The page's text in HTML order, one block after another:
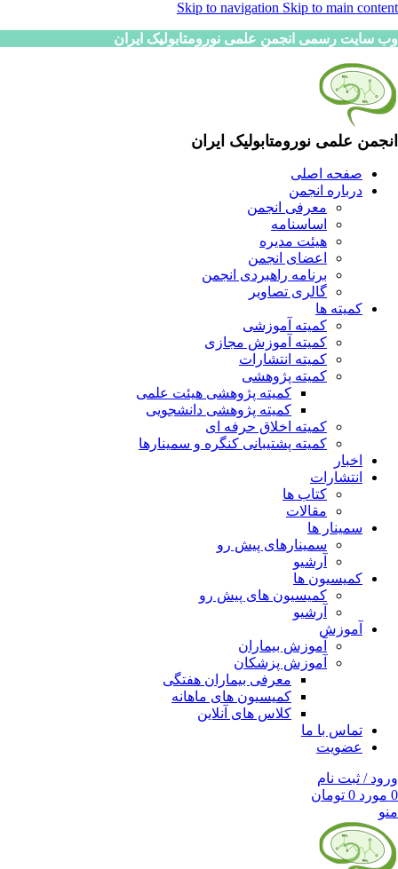
Skip to navigation Skip to main content
وب سایت رسمی انجمن علمی نورومتابولیک ایران
انجمن علمی نورومتابولیک ایران
صفحه اصلی
درباره انجمن
معرفی انجمن
اساسنامه
هیئت مدیره
اعضای انجمن
برنامه راهبردی انجمن
گالری تصاویر
کمیته ها
کمیته آموزشی
کمیته آموزش مجازی
کمیته انتشارات
کمیته پژوهشی
کمیته پژوهشی هیئت علمی
کمیته پژوهشی دانشجویی
کمیته اخلاق حرفه ای
کمیته پشتیبانی کنگره و سمینارها
اخبار
انتشارات
کتاب ها
مقالات
سمینار ها
سمینارهای پیش رو
آرشیو
کمیسیون ها
کمیسیون های پیش رو
آرشیو
آموزش
آموزش بیماران
آموزش پزشکان
معرفی بیماران هفتگی
کمیسیون های ماهانه
کلاس های آنلاین
تماس با ما
عضویت
ورود / ثبت نام
0 مورد 0 تومان
منو